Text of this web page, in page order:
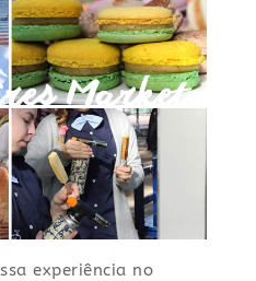
experiência no